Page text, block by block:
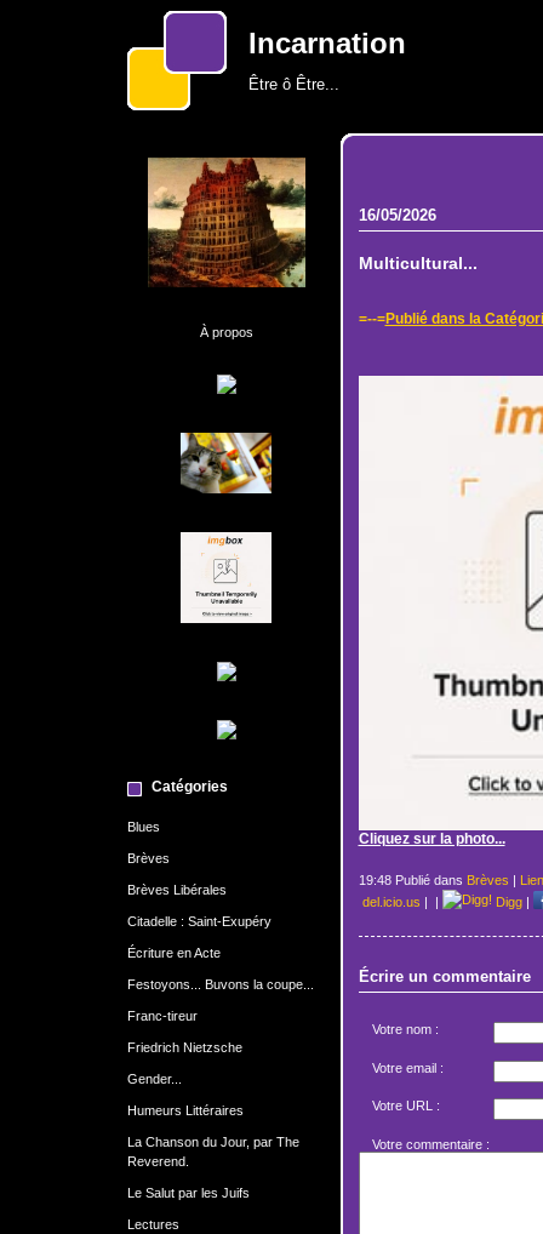
Incarnation
Être ô Être...
À propos
Catégories
Blues
Brèves
Brèves Libérales
Citadelle : Saint-Exupéry
Écriture en Acte
Festoyons... Buvons la coupe...
Franc-tireur
Friedrich Nietzsche
Gender...
Humeurs Littéraires
La Chanson du Jour, par The
Reverend.
Le Salut par les Juifs
Lectures
16/05/2026
Multicultural...
=--=Publié dans la
Cliquez sur la photo...
19:48 Publié dans Brèves |
del.icio.us | | Digg|
Écrire un commentaire
Votre nom :
Votre email :
Votre URL :
Votre commentaire :